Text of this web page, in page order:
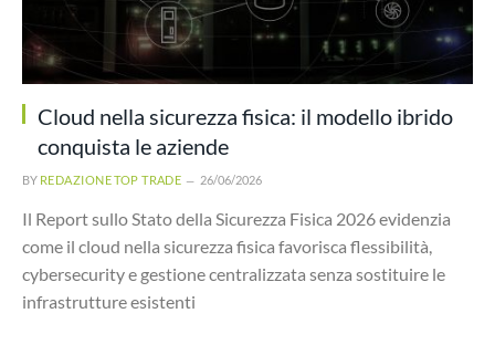
Cloud nella sicurezza fisica: il modello ibrido
conquista le aziende
BY REDAZIONE TOP TRADE 26/06/2026
Il Report sullo Stato della Sicurezza Fisica 2026 evidenzia
come il cloud nella sicurezza fisica favorisca flessibilità,
cybersecurity e gestione centralizzata senza sostituire le
infrastrutture esistenti